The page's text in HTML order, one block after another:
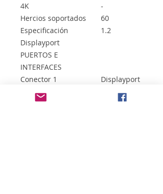
4K
-
Hercios soportados
60
Especificación
Displayport
1.2
PUERTOS E
INTERFACES
Conector 1
Displayport
Conector 2
Género del conector
Macho -